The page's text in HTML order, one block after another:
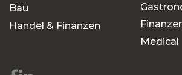
Chancen für jeden
Bau
Handel & Finanzen
Medical